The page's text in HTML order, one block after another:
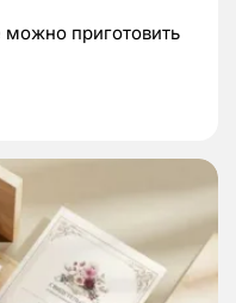
приготовить